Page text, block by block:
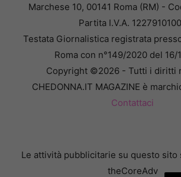
Marchese 10, 00141 Roma (RM) -
Partita I.V.A.
Testata Giornalistica registrata
Roma con n°149/2020 del 16/
Copyright ©2026 - Tutti i diritti
CHEDONNA.IT MAGAZINE è
Contattaci
Le attività pubblicitarie su questo sito
theCoreAdv